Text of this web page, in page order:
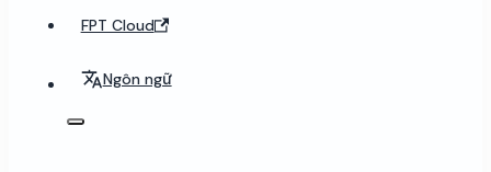
FPT Cloud
Ngôn ngữ